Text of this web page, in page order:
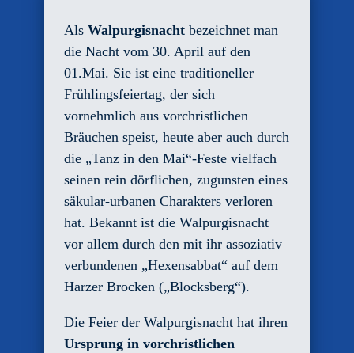
Als Walpurgisnacht bezeichnet man
die Nacht vom 30. April auf den
01.Mai. Sie ist eine traditioneller
Frühlingsfeiertag, der sich
vornehmlich aus vorchristlichen
Bräuchen speist, heute aber auch durch
die „Tanz in den Mai“-Feste vielfach
seinen rein dörflichen, zugunsten eines
säkular-urbanen Charakters verloren
hat. Bekannt ist die Walpurgisnacht
vor allem durch den mit ihr assoziativ
verbundenen „Hexensabbat“ auf dem
Harzer Brocken („Blocksberg“).
Die Feier der Walpurgisnacht hat ihren
Ursprung in vorchristlichen